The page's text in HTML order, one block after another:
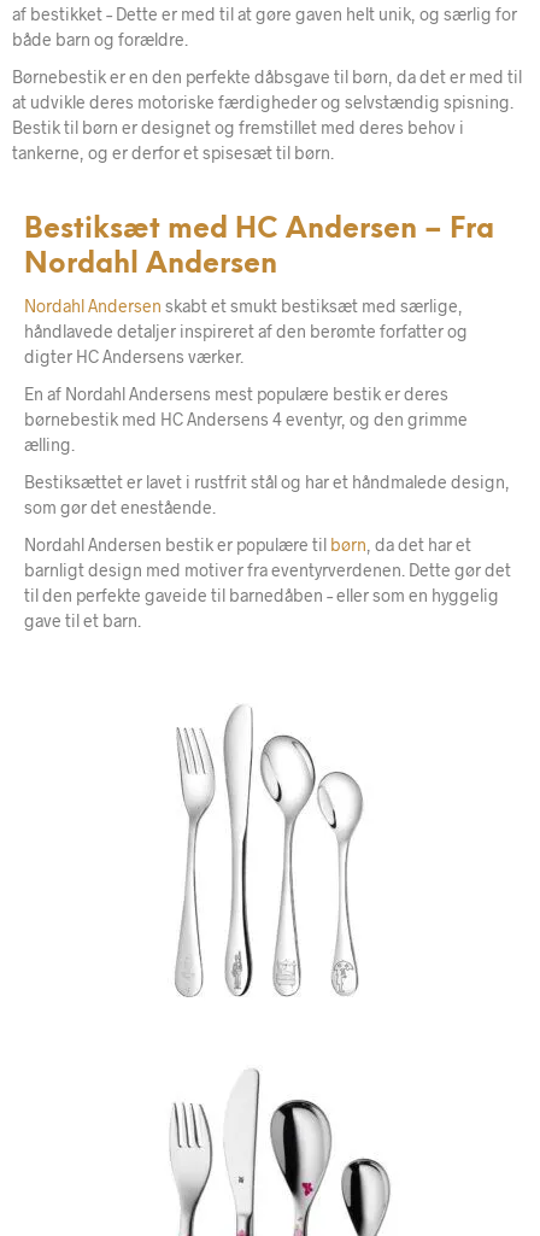
af bestikket – Dette er med til at gøre gaven helt unik, og særlig for
både barn og forældre.
Børnebestik er en den perfekte dåbsgave til børn, da det er med til
at udvikle deres motoriske færdigheder og selvstændig spisning.
Bestik til børn er designet og fremstillet med deres behov i
tankerne, og er derfor et spisesæt til børn.
Bestiksæt med HC Andersen – Fra
Nordahl Andersen
Nordahl Andersen skabt et smukt bestiksæt med særlige,
håndlavede detaljer inspireret af den berømte forfatter og
digter HC Andersens værker.
En af Nordahl Andersens mest populære bestik er deres
børnebestik med HC Andersens 4 eventyr, og den grimme
ælling.
Bestiksættet er lavet i rustfrit stål og har et håndmalede design,
som gør det enestående.
Nordahl Andersen bestik er populære til børn , da det har et
barnligt design med motiver fra eventyrverdenen. Dette gør det
til den perfekte gaveide til barnedåben – eller som en hyggelig
gave til et barn.